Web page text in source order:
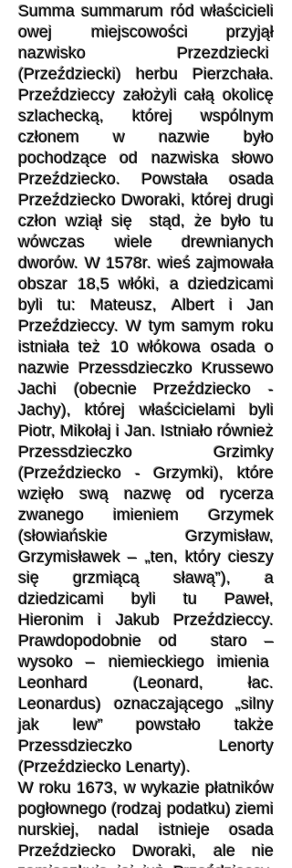
Summa summarum ród właścicieli
owej miejscowości przyjął
nazwisko Przezdziecki
(Przeździecki) herbu Pierzchała.
Przeździeccy założyli całą okolicę
szlachecką, której wspólnym
członem w nazwie było
pochodzące od nazwiska słowo
Przeździecko. Powstała osada
Przeździecko Dworaki, której drugi
człon wziął się stąd, że było tu
wówczas wiele drewnianych
dworów. W 1578r. wieś zajmowała
obszar 18,5 włóki, a dziedzicami
byli tu: Mateusz, Albert i Jan
Przeździeccy. W tym samym roku
istniała też 10 włókowa osada o
nazwie Przessdzieczko Krussewo
Jachi (obecnie Przeździecko -
Jachy), której właścicielami byli
Piotr, Mikołaj i Jan. Istniało również
Przessdzieczko Grzimky
(Przeździecko - Grzymki), które
wzięło swą nazwę od rycerza
zwanego imieniem Grzymek
(słowiańskie Grzymisław,
Grzymisławek – „ten, który cieszy
się grzmiącą sławą”), a
dziedzicami byli tu Paweł,
Hieronim i Jakub Przeździeccy.
Prawdopodobnie od staro –
wysoko – niemieckiego imienia
Leonhard (Leonard, łac.
Leonardus) oznaczającego „silny
jak lew” powstało także
Przessdzieczko Lenorty
(Przeździecko Lenarty).
W roku 1673, w wykazie płatników
pogłownego (rodzaj podatku) ziemi
nurskiej, nadal istnieje osada
Przeździecko Dworaki, ale nie